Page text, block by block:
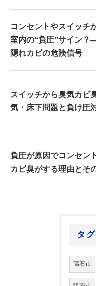
コンセントやスイッチ
室内の“負圧”サイン？
隠れカビの危険信号
スイッチから臭気カビ
気・床下問題と負け圧
負圧が原因でコンセン
カビ臭がする理由とそ
タグ
高石市